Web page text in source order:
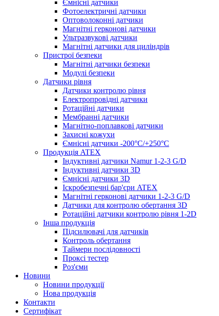
Ємнісні датчики
Фотоелектричні датчики
Оптоволоконні датчики
Магнітні герконові датчики
Ультразвукові датчики
Магнітні датчики для циліндрів
Пристрої безпеки
Магнітні датчики безпеки
Модулі безпеки
Датчики рівня
Датчики контролю рівня
Електропровідні датчики
Ротаційні датчики
Мембранні датчики
Магнітно-поплавкові датчики
Захисні кожухи
Ємнісні датчики -200°C/+250°C
Продукція ATEX
Індуктивні датчики Namur 1-2-3 G/D
Індуктивні датчики 3D
Ємнісні датчики 3D
Іскробезпечні бар'єри ATEX
Магнітні герконові датчики 1-2-3 G/D
Датчики для контролю обертання 3D
Ротаційні датчики контролю рівня 1-2D
Інша продукція
Підсилювачі для датчиків
Контроль обертання
Таймери послідовності
Проксі тестер
Роз'єми
Новини
Новини продукції
Нова продукція
Контакти
Сертифікат